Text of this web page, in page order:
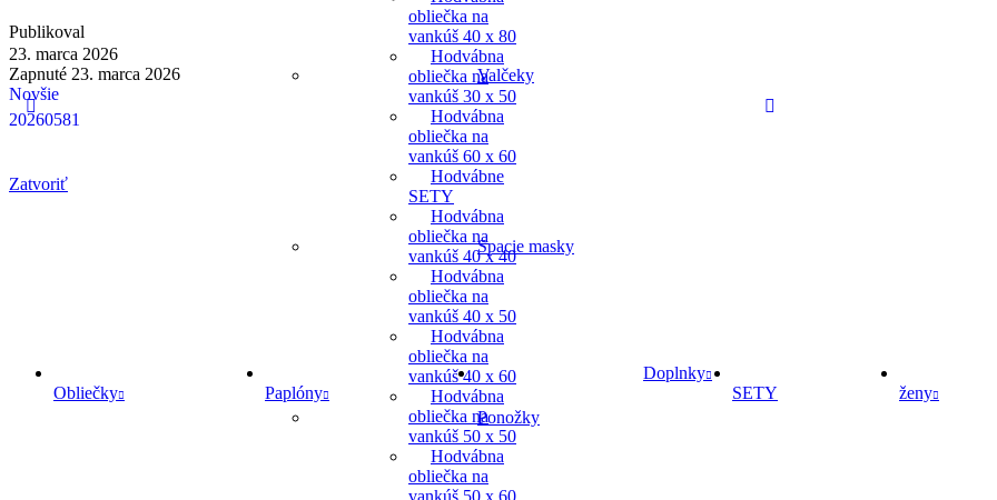
Valčeky
Spacie masky
Ponožky
obliečka na
vankúš 40 x 80
Hodvábna
obliečka na
vankúš 30 x 50
Hodvábna
obliečka na
vankúš 60 x 60
Hodvábne
SETY
Hodvábna
obliečka na
vankúš 40 x 40
Hodvábna
obliečka na
vankúš 40 x 50
Hodvábna
obliečka na
vankúš 40 x 60
Hodvábna
obliečka na
vankúš 50 x 50
Hodvábna
obliečka na
vankúš 50 x 60
Publikoval
23. marca 2026
Zapnuté 23. marca 2026
Novšie
20260581
Zatvoriť
Obliečky Paplóny
Doplnky
SETY ženy